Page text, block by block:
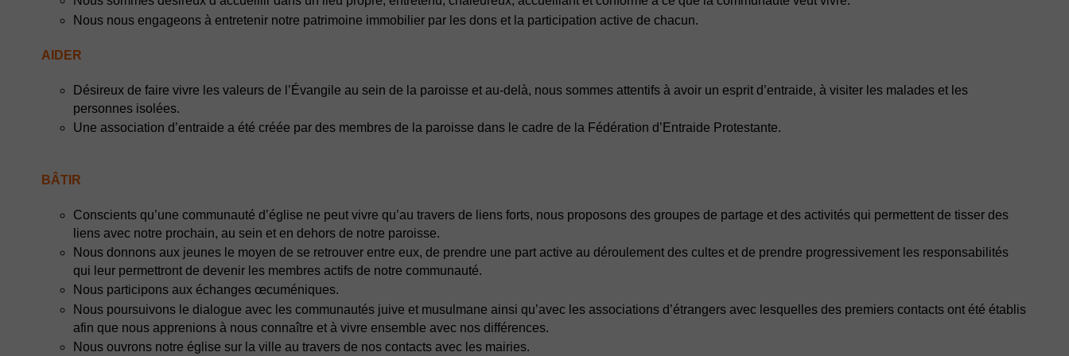
Nous nous engageons à entretenir notre patrimoine immobilier par les dons et la participation active de chacun.
AIDER
Désireux de faire vivre les valeurs de l’Évangile au sein de la paroisse et au-delà, nous sommes attentifs à avoir un esprit d’entraide, à visiter les malades et les
personnes isolées.
Une association d’entraide a été créée par des membres de la paroisse dans le cadre de la Fédération d’Entraide Protestante.
BÂTIR
Conscients qu’une communauté d’église ne peut vivre qu’au travers de liens forts, nous proposons des groupes de partage et des activités qui permettent de tisser des
liens avec notre prochain, au sein et en dehors de notre paroisse.
Nous donnons aux jeunes le moyen de se retrouver entre eux, de prendre une part active au déroulement des cultes et de prendre progressivement les responsabilités
qui leur permettront de devenir les membres actifs de notre communauté.
Nous participons aux échanges œcuméniques.
Nous poursuivons le dialogue avec les communautés juive et musulmane ainsi qu’avec les associations d’étrangers avec lesquelles des premiers contacts ont été établis
afin que nous apprenions à nous connaître et à vivre ensemble avec nos différences.
Nous ouvrons notre église sur la ville au travers de nos contacts avec les mairies.